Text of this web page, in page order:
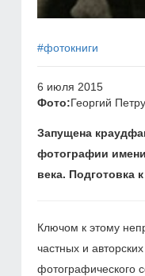
#фотокниги
6 июля 2015
Фото:Георгий
Запущена
фотографии
века. Подготовка
Ключом к этому
частных и
фотографического